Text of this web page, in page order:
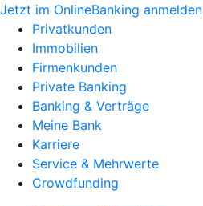
Jetzt im OnlineBanking anmelden
Privatkunden
Immobilien
Firmenkunden
Private Banking
Banking & Verträge
Meine Bank
Karriere
Service & Mehrwerte
Crowdfunding